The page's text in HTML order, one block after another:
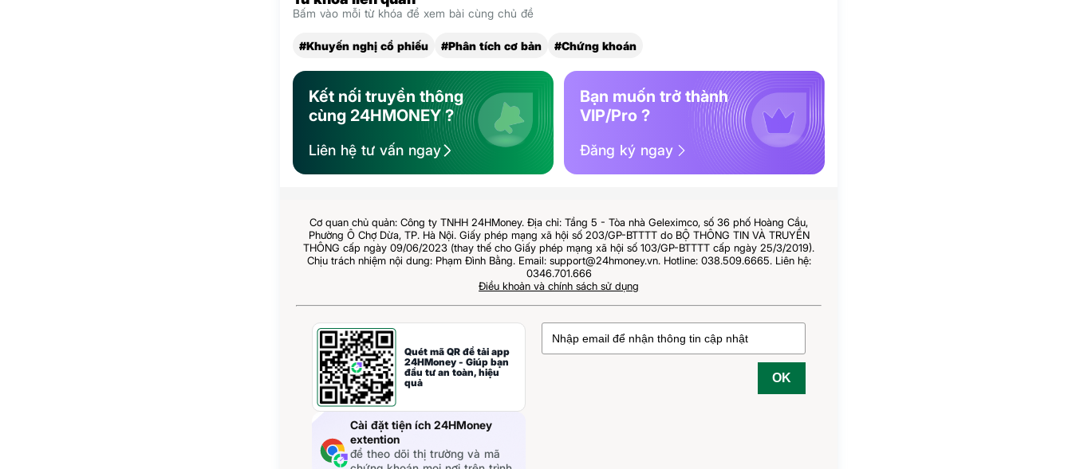
Bấm vào mỗi từ khóa để xem bài cùng chủ đề
#Khuyến nghị cổ phiếu #Phân tích cơ bản #Chứng khoán
Kết nối truyền thông
cùng 24HMONEY ?
Liên hệ tư vấn ngay
Bạn muốn trở thành
VIP/Pro ?
Đăng ký ngay
Cơ quan chủ quản: Công ty TNHH 24HMoney. Địa chỉ: Tầng 5 - Tòa nhà Geleximco, số 36 phố Hoàng Cầu,
Phường Ô Chợ Dừa, TP. Hà Nội. Giấy phép mạng xã hội số 203/GP-BTTTT do BỘ THÔNG TIN VÀ TRUYỀN
THÔNG cấp ngày 09/06/2023 (thay thế cho Giấy phép mạng xã hội số 103/GP-BTTTT cấp ngày 25/3/2019).
Chịu trách nhiệm nội dung: Phạm Đình Bằng. Email: support@24hmoney.vn. Hotline: 038.509.6665. Liên hệ:
0346.701.666
Điều khoản và chính sách sử dụng
Quét mã QR để tải app
24HMoney - Giúp bạn
đầu tư an toàn, hiệu
quả
Cài đặt tiện ích 24HMoney
extention
để theo dõi thị trường và mã
OK